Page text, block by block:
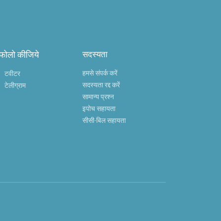
कीजिये
टवीटर
टेलीग्राम
सदस्यता
हमसे संपर्क करें
सदस्यता रद्द करें
सामान्य प्रश्न
इपोच सहायता
सीसी-बिल सहायता